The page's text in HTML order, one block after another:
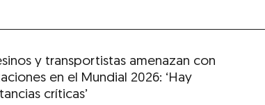
y transportistas amenazan con
en el Mundial 2026: ‘Hay
críticas’